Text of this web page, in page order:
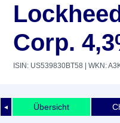
Corp.
ISIN: US539830BT58 | WKN:
◄ Übersicht